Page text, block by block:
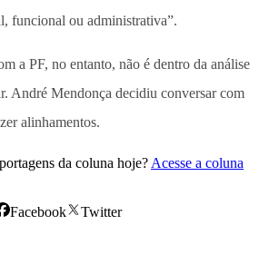
funcional ou administrativa”.
a PF, no entanto, não é dentro da análise
André Mendonça decidiu conversar com
alinhamentos.
da coluna hoje? Acesse a coluna
Facebook
Twitter